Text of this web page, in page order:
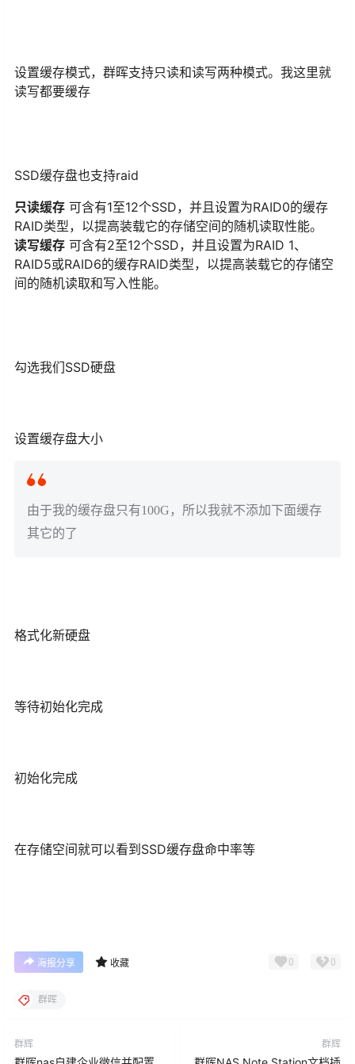
设置缓存模式，群晖支持只读和读写两种模式。我这里就
读写都要缓存
SSD缓存盘也支持raid
只读缓存 可含有1至12个SSD，并且设置为RAID0的缓存
RAID类型，以提高装载它的存储空间的随机读取性能。
读写缓存 可含有2至12个SSD，并且设置为RAID 1、
RAID5或RAID6的缓存RAID类型，以提高装载它的存储空
间的随机读取和写入性能。
勾选我们SSD硬盘
设置缓存盘大小
由于我的缓存盘只有100G，所以我就不添加下面缓存
其它的了
格式化新硬盘
等待初始化完成
初始化完成
在存储空间就可以看到SSD缓存盘命中率等
海报分享 收藏 0 0
群晖
群辉 群辉